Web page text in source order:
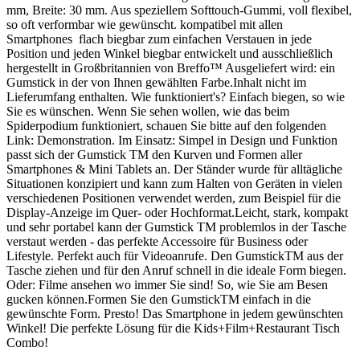
mm, Breite: 30 mm. Aus speziellem Softtouch-Gummi, voll flexibel,
so oft verformbar wie gewünscht. kompatibel mit allen
Smartphones flach biegbar zum einfachen Verstauen in jede
Position und jeden Winkel biegbar entwickelt und ausschließlich
hergestellt in Großbritannien von Breffo™ Ausgeliefert wird: ein
Gumstick in der von Ihnen gewählten Farbe.Inhalt nicht im
Lieferumfang enthalten. Wie funktioniert's? Einfach biegen, so wie
Sie es wünschen. Wenn Sie sehen wollen, wie das beim
Spiderpodium funktioniert, schauen Sie bitte auf den folgenden
Link: Demonstration. Im Einsatz: Simpel in Design und Funktion
passt sich der Gumstick TM den Kurven und Formen aller
Smartphones & Mini Tablets an. Der Ständer wurde für alltägliche
Situationen konzipiert und kann zum Halten von Geräten in vielen
verschiedenen Positionen verwendet werden, zum Beispiel für die
Display-Anzeige im Quer- oder Hochformat.Leicht, stark, kompakt
und sehr portabel kann der Gumstick TM problemlos in der Tasche
verstaut werden - das perfekte Accessoire für Business oder
Lifestyle. Perfekt auch für Videoanrufe. Den GumstickTM aus der
Tasche ziehen und für den Anruf schnell in die ideale Form biegen.
Oder: Filme ansehen wo immer Sie sind! So, wie Sie am Besen
gucken können.Formen Sie den GumstickTM einfach in die
gewünschte Form. Presto! Das Smartphone in jedem gewünschten
Winkel! Die perfekte Lösung für die Kids+Film+Restaurant Tisch
Combo!